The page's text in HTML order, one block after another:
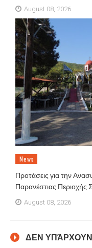
August 08, 2026
News
Προτάσεις για την
Παρανέστιας
August 08, 2026
ΔΕΝ